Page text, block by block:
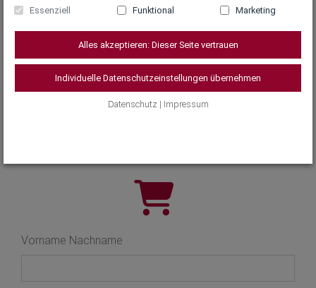
Allgemeine Hinweise
Ihre Bedürfnisse
Produktserie
Vorname Nachname
Essenziell Funktional Marketing
Alles akzeptieren: Dieser Seite vertrauen
Individuelle Datenschutzeinstellungen übernehmen
Datenschutz | Impressum